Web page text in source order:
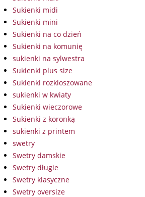
Sukienki midi
Sukienki mini
Sukienki na co dzień
Sukienki na komunię
sukienki na sylwestra
Sukienki plus size
Sukienki rozkloszowane
sukienki w kwiaty
Sukienki wieczorowe
Sukienki z koronką
sukienki z printem
swetry
Swetry damskie
Swetry długie
Swetry klasyczne
Swetry oversize